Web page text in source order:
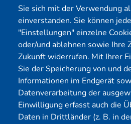
Proaktiver Ansatz:
zu echten Bedrohungen
Anpassung an
sich ständig ändernden
Vertrauensbildung :
Kunden durch Nachweis
Sicherheitsbemühungen.
Pentests sind für die
und Integrität jeder WordPress-
Sie sich mit der Verwendung
einverstanden. Sie können
"Einstellungen" einzelne
oder/und ablehnen sowie Ihre
Zukunft widerrufen. Mit Ihrer
Sie der Speicherung von und
Informationen im Endgerät
Datenverarbeitung der
Einwilligung erfasst auch die
Daten in Drittländer (z. B. in